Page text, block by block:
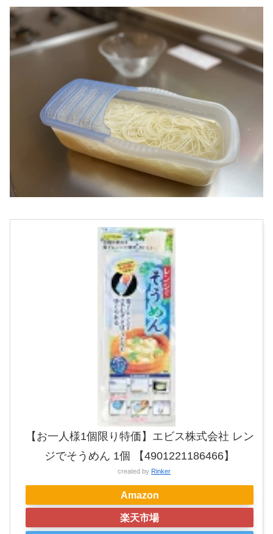
【お一人様1個限り特価】エビス株式会社 レン
ジでそうめん 1個 【4901221186466】
created by Rinker
Amazon
楽天市場